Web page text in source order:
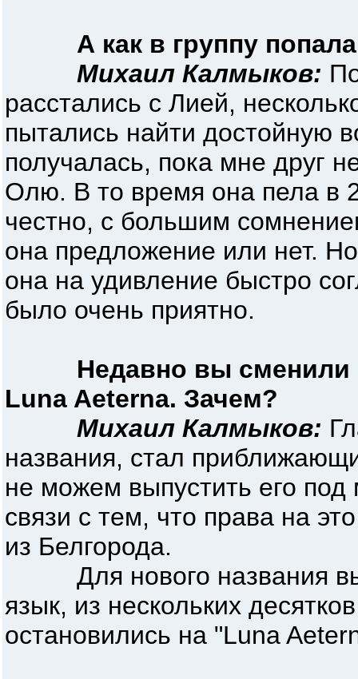
А как в группу
Михаил Калмыков:
расстались с Лией,
пытались найти достойную
получалась, пока мне друг
Олю. В то время она пела в
честно, с большим
она предложение или нет.
она на удивление быстро
было очень приятно.
Недавно вы сменили
Luna Aeterna. Зачем?
Михаил Калмыков:
названия, стал
не можем выпустить его
связи с тем, что права на
из Белгорода.
Для нового названия
язык, из нескольких
остановились на "Luna